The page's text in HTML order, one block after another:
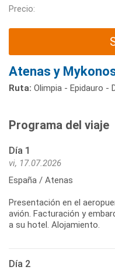
Precio:
Atenas y
Ruta: Olimpia - Epidauro -
Programa del viaje
Día 1
vi, 17.07.2026
España / Atenas
Presentación en el
avión. Facturación y
a su hotel. Alojamiento.
Día 2